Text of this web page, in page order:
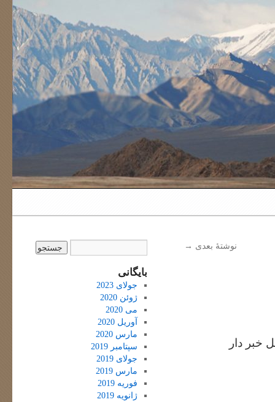
نوشتهٔ بعدی →
خبر دار
بایگانی
جولای 2023
ژوئن 2020
می 2020
آوریل 2020
مارس 2020
سپتامبر 2019
جولای 2019
مارس 2019
فوریه 2019
ژانویه 2019